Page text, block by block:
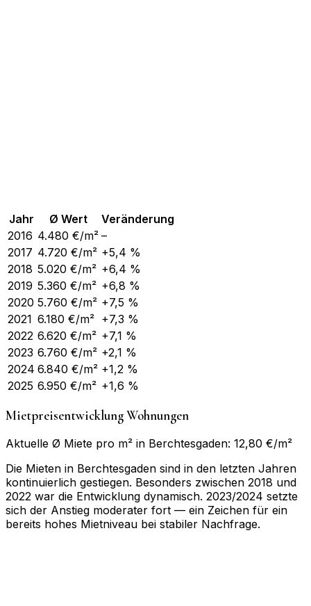
Jahr Ø Wert
Veränderung
2016 4.480 €/m² –
2017 4.720 €/m² +5,4 %
2018 5.020 €/m² +6,4 %
2019 5.360 €/m² +6,8 %
2020 5.760 €/m² +7,5 %
2021 6.180 €/m² +7,3 %
2022 6.620 €/m² +7,1 %
2023 6.760 €/m² +2,1 %
2024 6.840 €/m² +1,2 %
2025 6.950 €/m² +1,6 %
Mietpreisentwicklung Wohnungen
Aktuelle Ø Miete pro m² in Berchtesgaden: 12,80 €/m²
Die Mieten in Berchtesgaden sind in den letzten Jahren
kontinuierlich gestiegen. Besonders zwischen 2018 und
2022 war die Entwicklung dynamisch. 2023/2024 setzte
sich der Anstieg moderater fort — ein Zeichen für ein
bereits hohes Mietniveau bei stabiler Nachfrage.